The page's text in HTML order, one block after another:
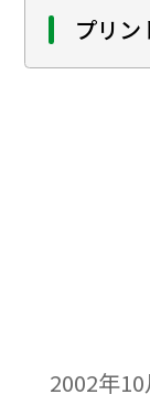
プリン
2002年